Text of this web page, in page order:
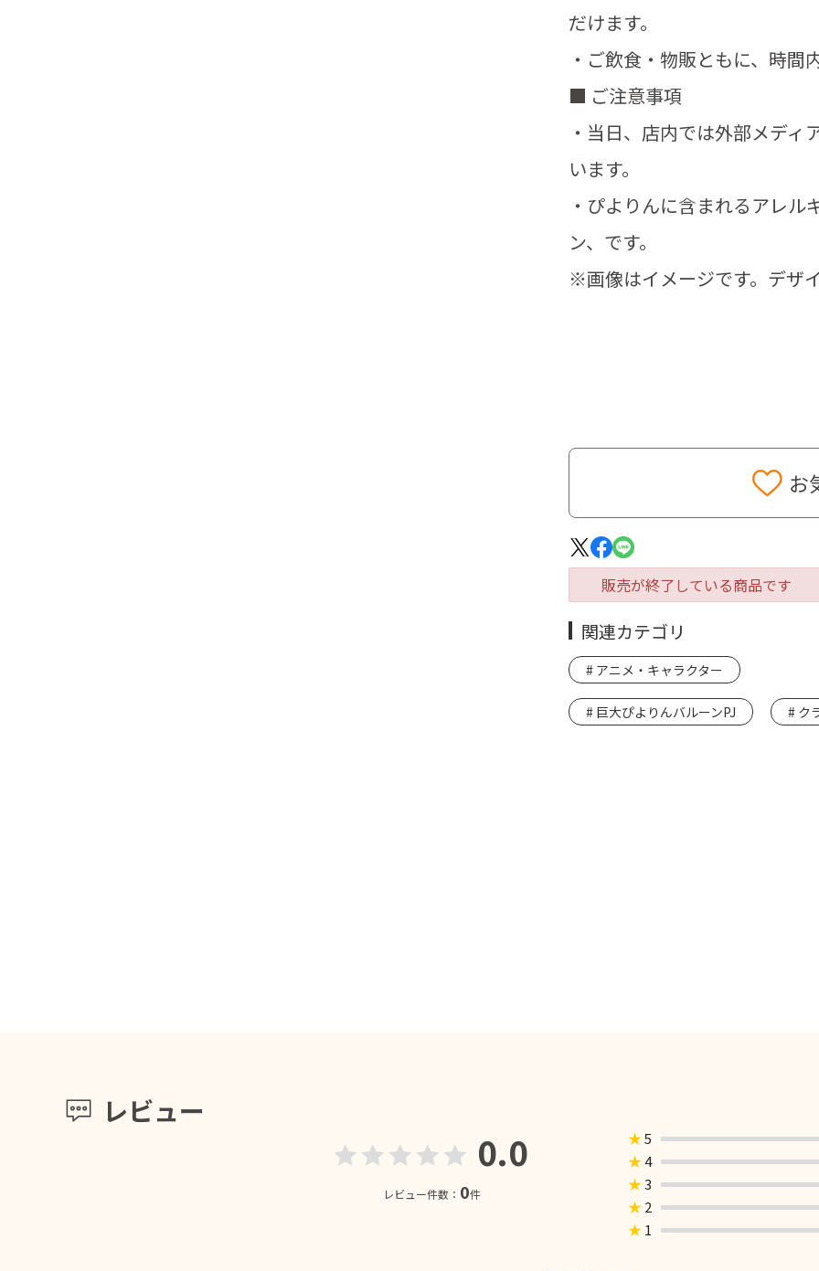
販売が終了している商品です
お
だけます。
・ご飲食・物販ともに、時間
■ ご注意事項
・当日、店内では外部メデ
います。
・ぴよりんに含まれるアレ
ン、です。
※画像はイメージです。デザ
関連カテゴリ
アニメ・キャラクター
巨大ぴよりんバルーンPJ ク
レビュー
0.0
レビュー件数： 0件
★5
★4
★3
★ 2
★ 1